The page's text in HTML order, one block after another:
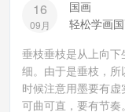
16
09月
国画
轻松学画
垂枝垂枝是从上向
细。由于是垂枝，
时候注意用墨要有
可曲可直，要有节